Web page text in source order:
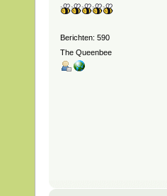
Berichten: 590
The Queenbee